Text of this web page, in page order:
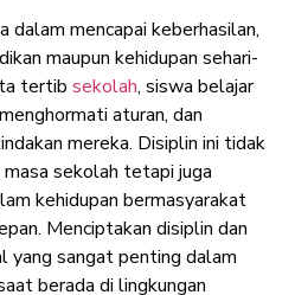
dalam mencapai keberhasilan,
maupun kehidupan sehari-
tertib sekolah, siswa belajar
aturan, dan
mereka. Disiplin ini tidak
sekolah tetapi juga
kehidupan bermasyarakat
Menciptakan disiplin dan
yang sangat penting dalam
berada di lingkungan